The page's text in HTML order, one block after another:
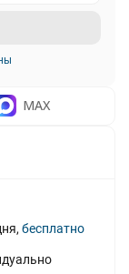
MAX
Бесплатно